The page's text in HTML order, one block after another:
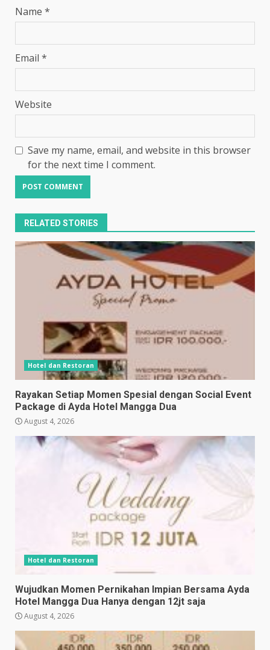
Name *
Email *
Website
Save my name, email, and website in this browser
for the next time I comment.
RELATED STORIES
Hotel dan Restoran
Rayakan Setiap Momen Spesial dengan Social Event
Package di Ayda Hotel Mangga Dua
August 4, 2026
Hotel dan Restoran
Wujudkan Momen Pernikahan Impian Bersama Ayda
Hotel Mangga Dua Hanya dengan 12jt saja
August 4, 2026